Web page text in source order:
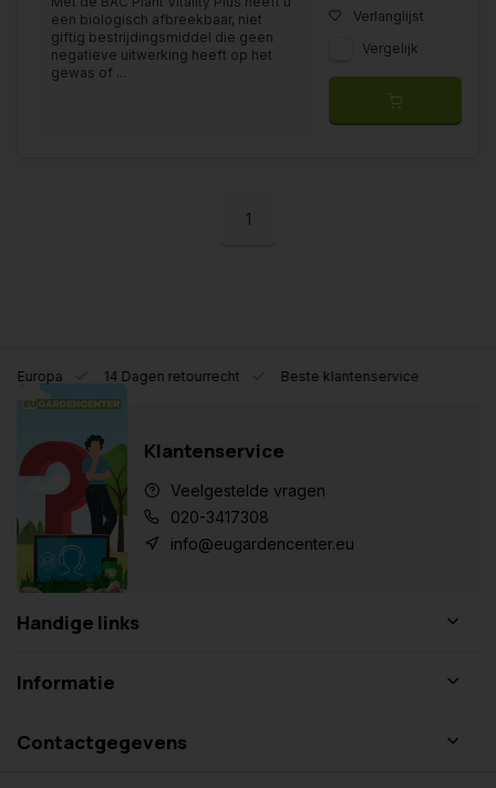
een biologisch afbreekbaar, niet
giftig bestrijdingsmiddel die geen
negatieve uitwerking heeft op het
gewas of ...
Verlanglijst
Vergelijk
1
Europa 14 Dagen retourrecht Beste klantenservice
Klantenservice
Veelgestelde vragen
020-3417308
info@eugardencenter.eu
Handige links
Informatie
Contactgegevens